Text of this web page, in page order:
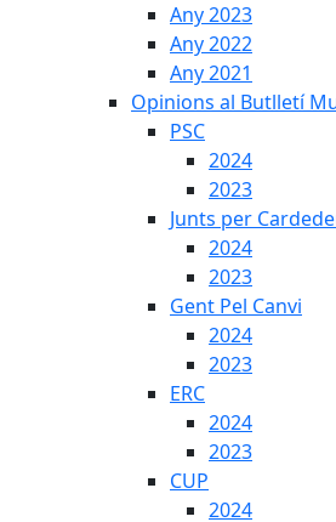
Any 2023
Any 2022
Any 2021
Opinions al Butlletí
PSC
2024
2023
Junts per
2024
2023
Gent Pel Canvi
2024
2023
ERC
2024
2023
CUP
2024